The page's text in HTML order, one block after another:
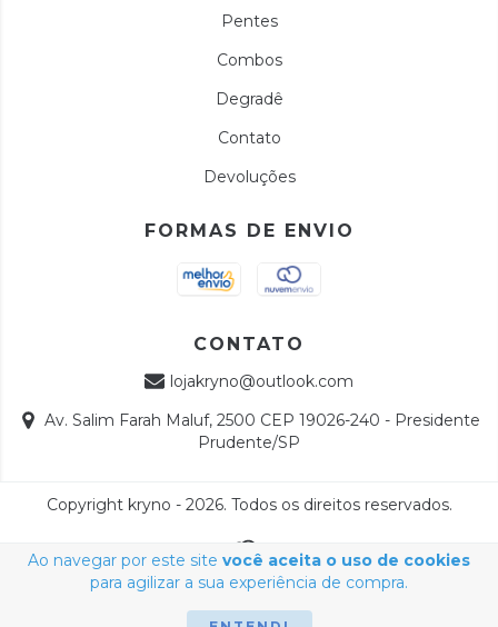
Ao navegar por este site você aceita o uso de cookies
para agilizar a sua experiência de compra.
Pentes
Combos
Degradê
Contato
Devoluções
FORMAS DE ENVIO
CONTATO
lojakryno@outlook.com
Av. Salim Farah Maluf, 2500 CEP 19026-240 - Presidente
Prudente/SP
Copyright kryno - 2026. Todos os direitos reservados.